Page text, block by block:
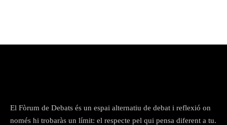
El Fòrum de Debats és un espai alternatiu de debat i reflexió on
només hi trobaràs un límit: el respecte pel qui pensa diferent a tu.